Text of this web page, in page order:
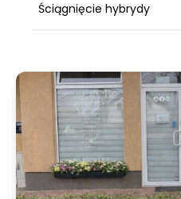
Ściągnięcie hybrydy